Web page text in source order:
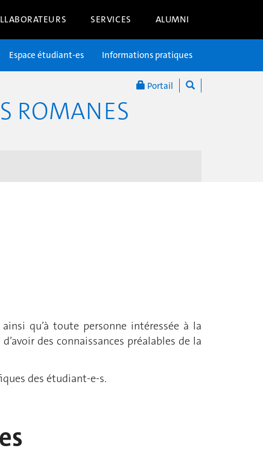
SERVICES ALUMNI
Portail
Espace étudiant-es Informations pratiques
ROMANES
qu’à toute personne intéressée à la
des connaissances préalables de la
des étudiant-e-s.